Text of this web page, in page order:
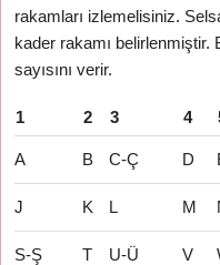
rakamları izlemelisiniz.
kader rakamı belirlenmiştir.
sayısını verir.
1 2 3 4
A B C-Ç D
J K L M
S-Ş T U-Ü V